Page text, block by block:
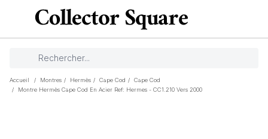
Accueil / Montres / Hermès / Cape Cod /
Cape Cod
/
Montre Hermès Cape Cod En Acier Ref: Hermes - CC1.210 Vers 2000